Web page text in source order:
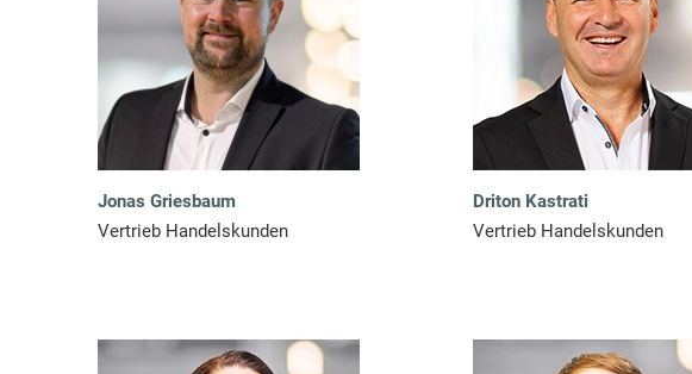
Jonas Griesbaum
Vertrieb Handelskunden
Driton Kastrati
Vertrieb Handelskunden